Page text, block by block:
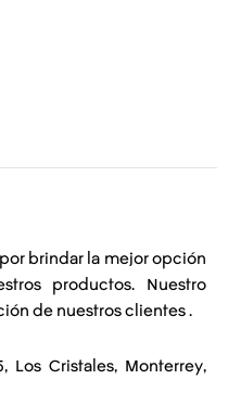
por brindar la mejor opción
productos. Nuestro
de nuestros clientes .
Los Cristales, Monterrey,